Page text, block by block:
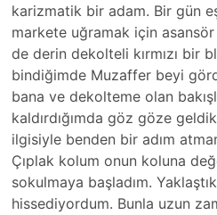
karizmatik bir adam. Bir gün
markete uğramak için
de derin dekolteli kırmızı bir
bindiğimde Muzaffer beyi
bana ve dekolteme olan
kaldırdığımda göz göze
ilgisiyle benden bir adım
Çıplak kolum onun koluna
sokulmaya başladım.
hissediyordum. Bunla uzun